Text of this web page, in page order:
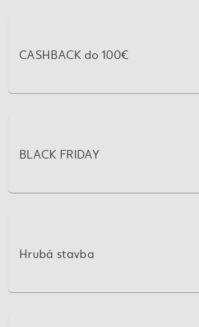
CASHBACK do 100€
BLACK FRIDAY
Hrubá stavba